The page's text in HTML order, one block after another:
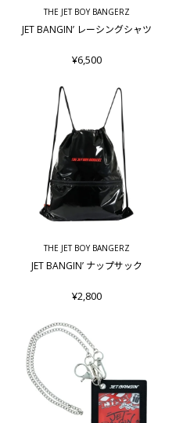
THE JET BOY BANGERZ
JET BANGIN’ レーシングシャツ
¥6,500
THE JET BOY BANGERZ
JET BANGIN’ ナップサック
¥2,800